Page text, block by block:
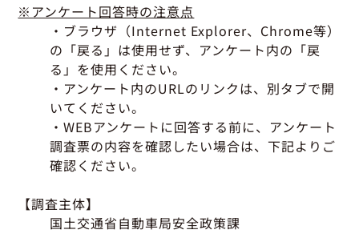
※アンケート回答時の注意点
・ブラウザ（Internet Explorer、Chrome等）
の「戻る」は使用せず、アンケート内の「戻
る」を使用ください。
・アンケート内のURLのリンクは、別タブで開
いてください。
・WEBアンケートに回答する前に、アンケート
調査票の内容を確認したい場合は、下記よりご
確認ください。
【調査主体】
国土交通省自動車局安全政策課